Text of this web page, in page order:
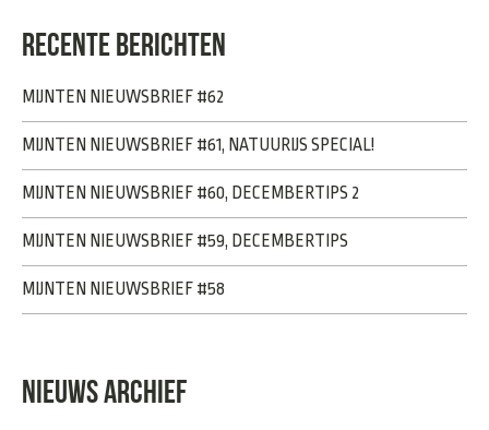
RECENTE BERICHTEN
MIJNTEN NIEUWSBRIEF #62
MIJNTEN NIEUWSBRIEF #61, NATUURIJS SPECIAL!
MIJNTEN NIEUWSBRIEF #60, DECEMBERTIPS 2
MIJNTEN NIEUWSBRIEF #59, DECEMBERTIPS
MIJNTEN NIEUWSBRIEF #58
NIEUWS ARCHIEF